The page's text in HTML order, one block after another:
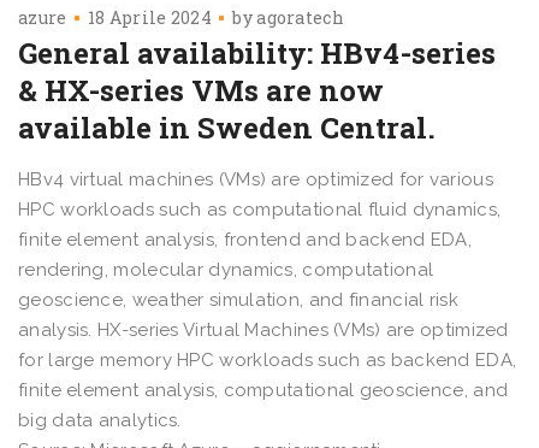
azure 18 Aprile 2024 byagoratech
General availability: HBv4-series
& HX-series VMs are now
available in Sweden Central.
HBv4 virtual machines (VMs) are optimized for various
HPC workloads such as computational fluid dynamics,
finite element analysis, frontend and backend EDA,
rendering, molecular dynamics, computational
geoscience, weather simulation, and financial risk
analysis. HX-series Virtual Machines (VMs) are optimized
for large memory HPC workloads such as backend EDA,
finite element analysis, computational geoscience, and
big data analytics.